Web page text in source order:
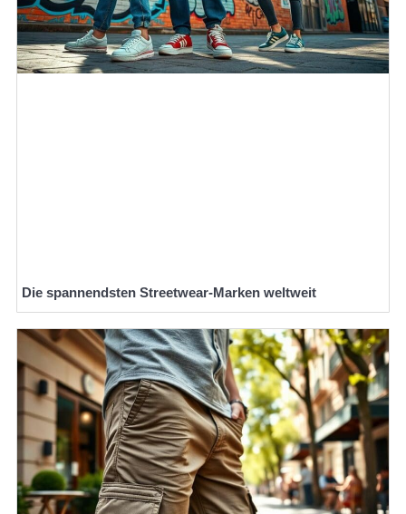
Die spannendsten Streetwear-Marken weltweit